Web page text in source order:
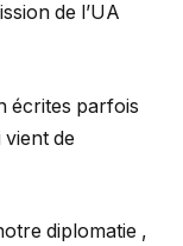
de l’UA
écrites parfois
de
diplomatie ,